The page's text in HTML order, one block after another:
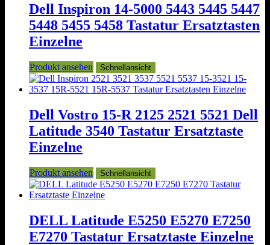
Dell Inspiron 14-5000 5443 5445 5447
5448 5455 5458 Tastatur Ersatztasten
Einzelne
Produkt ansehen Schnellansicht
Dell Vostro 15-R 2125 2521 5521 Dell
Latitude 3540 Tastatur Ersatztaste
Einzelne
Produkt ansehen Schnellansicht
DELL Latitude E5250 E5270 E7250
E7270 Tastatur Ersatztaste Einzelne